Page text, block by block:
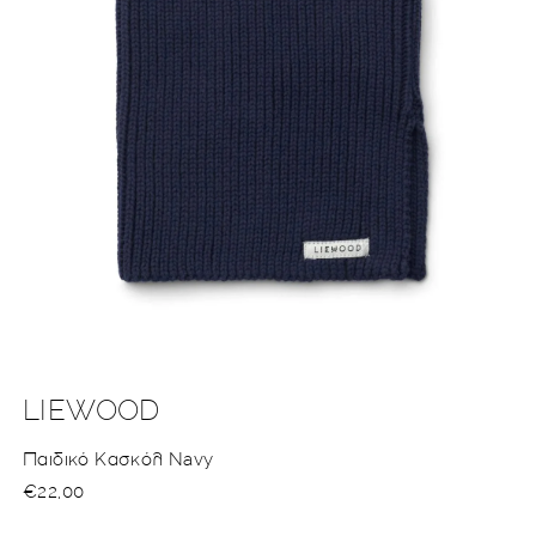
στο
βοηθητικό
LIEWOOD
Παιδικό Κασκόλ Navy
Κανονική
€22,00